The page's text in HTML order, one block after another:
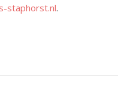
staphorst.nl.